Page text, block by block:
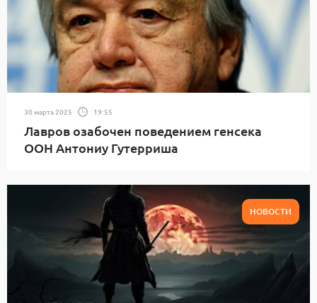
30 марта 2025 19:55
Лавров озабочен поведением генсека
ООН Антониу Гутерриша
НОВОСТИ